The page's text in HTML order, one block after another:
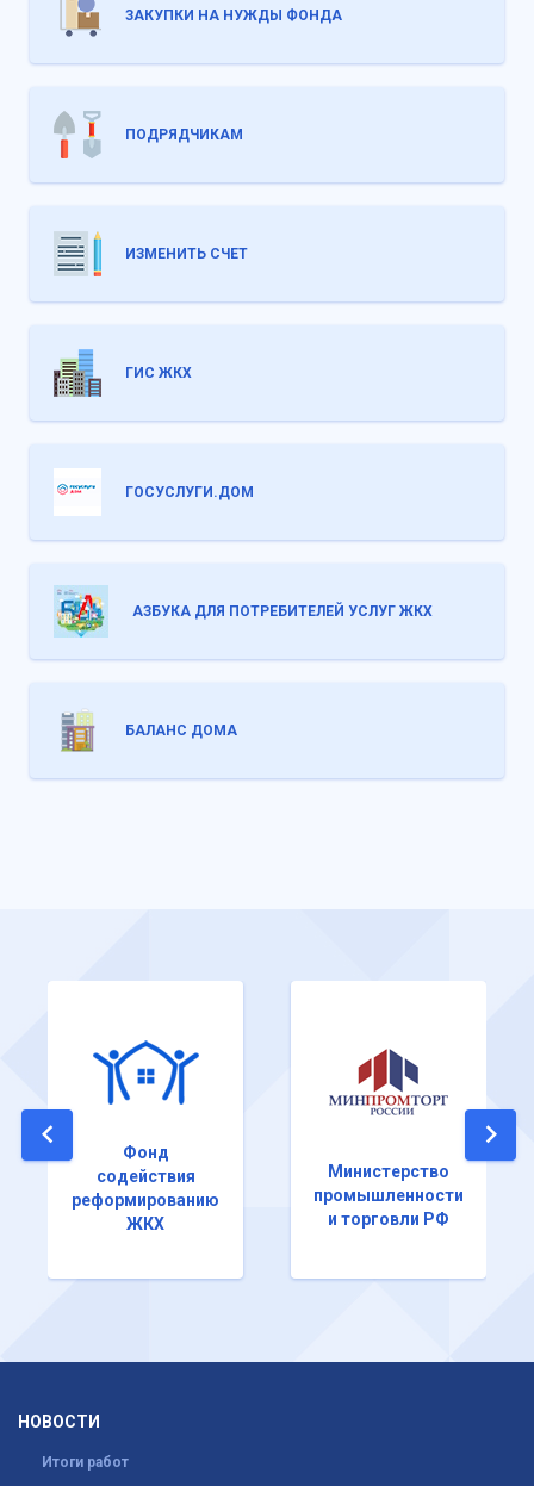
ЗАКУПКИ НА НУЖДЫ ФОНДА
ПОДРЯДЧИКАМ
ИЗМЕНИТЬ СЧЕТ
ГИС ЖКХ
ГОСУСЛУГИ.ДОМ
АЗБУКА ДЛЯ ПОТРЕБИТЕЛЕЙ УСЛУГ ЖКХ
БАЛАНС ДОМА
Фонд
содействия
реформированию
ЖКХ
Министерство
промышленности
и торговли РФ
НОВОСТИ
Итоги работ